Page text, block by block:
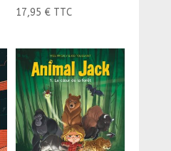
17,95 € TTC